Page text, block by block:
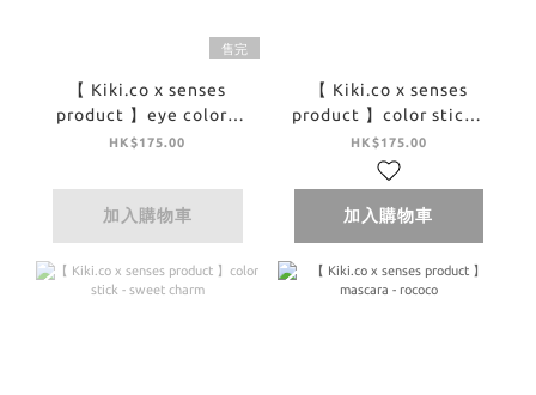
售完
【 Kiki.co x senses
product 】eye color -
useful grow eye color
HK$175.00
加入購物車
【 Kiki.co x senses
product 】color stick -
wet
HK$175.00
加入購物車